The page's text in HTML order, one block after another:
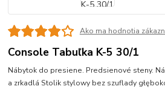
Ako ma hodnotia
Console Tabuľka K-5 30/1
Nábytok do presiene. Predsienové steny.
a zrkadlá Stolik stylowy bez szuflady